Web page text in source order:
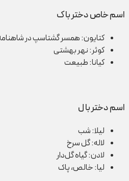
اسم خاص دختر با ک
کتایون: همسر گشتاسپ در
کوثر: نهر بهشتی
کیانا: طبیعت
اسم دختر با ل
لیلا: شب
لاله: گل سرخ
لادن: گیاه گل‌دار
لیا: خالص، پاک